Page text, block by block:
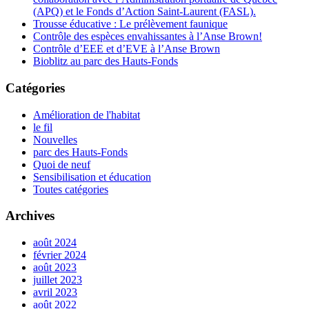
(APQ) et le Fonds d’Action Saint-Laurent (FASL).
Trousse éducative : Le prélèvement faunique
Contrôle des espèces envahissantes à l’Anse Brown!
Contrôle d’EEE et d’EVE à l’Anse Brown
Bioblitz au parc des Hauts-Fonds
Catégories
Amélioration de l'habitat
le fil
Nouvelles
parc des Hauts-Fonds
Quoi de neuf
Sensibilisation et éducation
Toutes catégories
Archives
août 2024
février 2024
août 2023
juillet 2023
avril 2023
août 2022